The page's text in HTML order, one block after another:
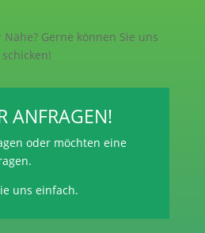
Gerne können Sie uns
ANFRAGEN!
oder möchten eine
uns einfach.